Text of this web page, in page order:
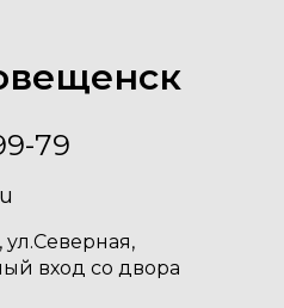
79
ул.Северная,
вход со двора